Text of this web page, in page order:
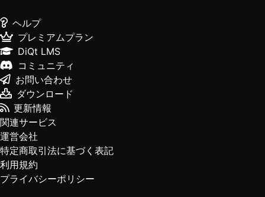
ヘルプ
プレミアムプラン
DiQt LMS
コミュニティ
お問い合わせ
ダウンロード
更新情報
関連サービス
運営会社
特定商取引法に基づく表記
利用規約
プライバシーポリシー